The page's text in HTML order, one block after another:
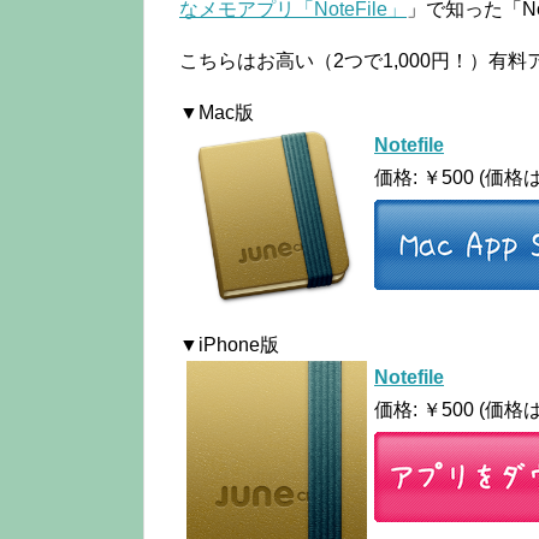
なメモアプリ「NoteFile」 」で知った「
こちらはお高い（2つで1,000円！）有
▼Mac版
Notefile
価格: ￥500 (価格
▼iPhone版
Notefile
価格: ￥500 (価格